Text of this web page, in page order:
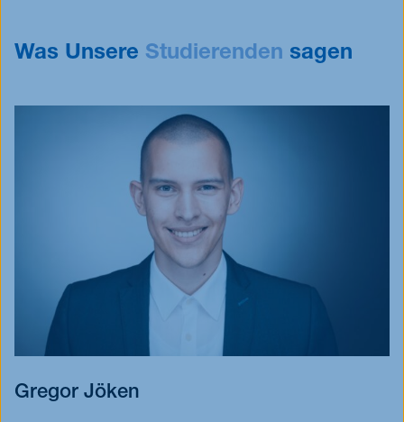
Was Unsere Studierenden sagen
Gregor Jöken